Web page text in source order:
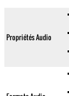
Propriétés Audio